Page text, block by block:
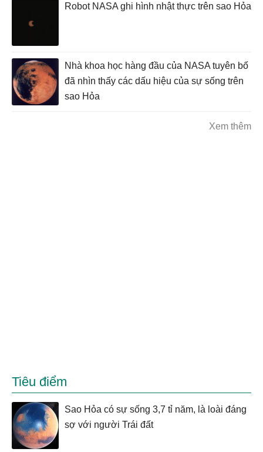
Robot NASA ghi hình nhật thực trên sao Hỏa
Nhà khoa học hàng đầu của NASA tuyên bố
đã nhìn thấy các dấu hiệu của sự sống trên
sao Hỏa
Xem thêm
Tiêu điểm
Sao Hỏa có sự sống 3,7 tỉ năm, là loài đáng
sợ với người Trái đất